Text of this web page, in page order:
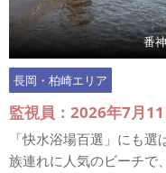
番
長岡・柏崎エリア
「快水浴場百選」にも
族連れに人気のビーチで